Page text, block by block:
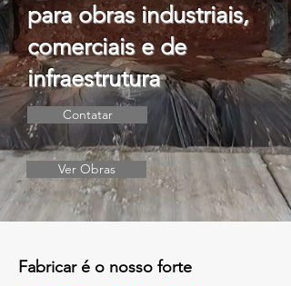
para obras industriais,
comerciais e de
infraestrutura
Contatar
Ver Obras
Fabricar é o nosso forte